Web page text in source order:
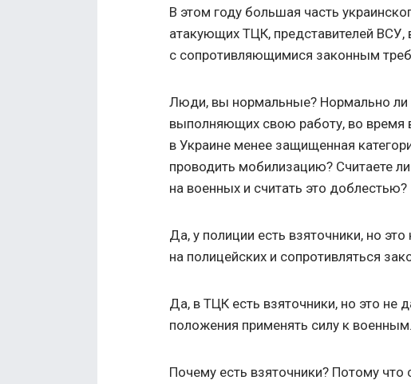
В этом году большая часть
атакующих ТЦК, представителей ВСУ,
с сопротивляющимися законным
Люди, вы нормальные? Нормально ли
выполняющих свою работу, во время
в Украине менее защищенная
проводить мобилизацию? Считаете
на военных и считать это доблестью?
Да, у полиции есть взяточники, но
на полицейских и сопротивляться
Да, в ТЦК есть взяточники, но это не
положения применять силу к военным.
Почему есть взяточники? Потому что